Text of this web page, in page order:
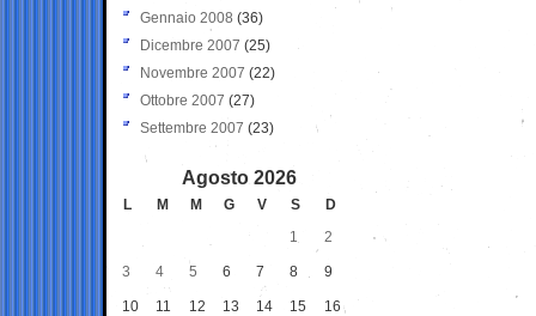
Gennaio 2008 (36)
Dicembre 2007 (25)
Novembre 2007 (22)
Ottobre 2007 (27)
Settembre 2007 (23)
Agosto 2026
L M M G V S
D
1
2
3 4 5 6 7 8 9
10 11 12 13 14 15 16